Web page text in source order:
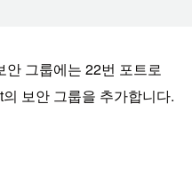
그룹에는 22번 포트로
보안 그룹을 추가합니다.